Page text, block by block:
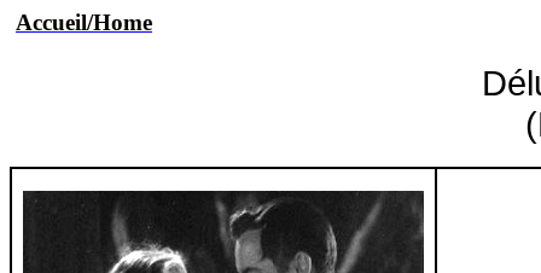
Accueil/Home